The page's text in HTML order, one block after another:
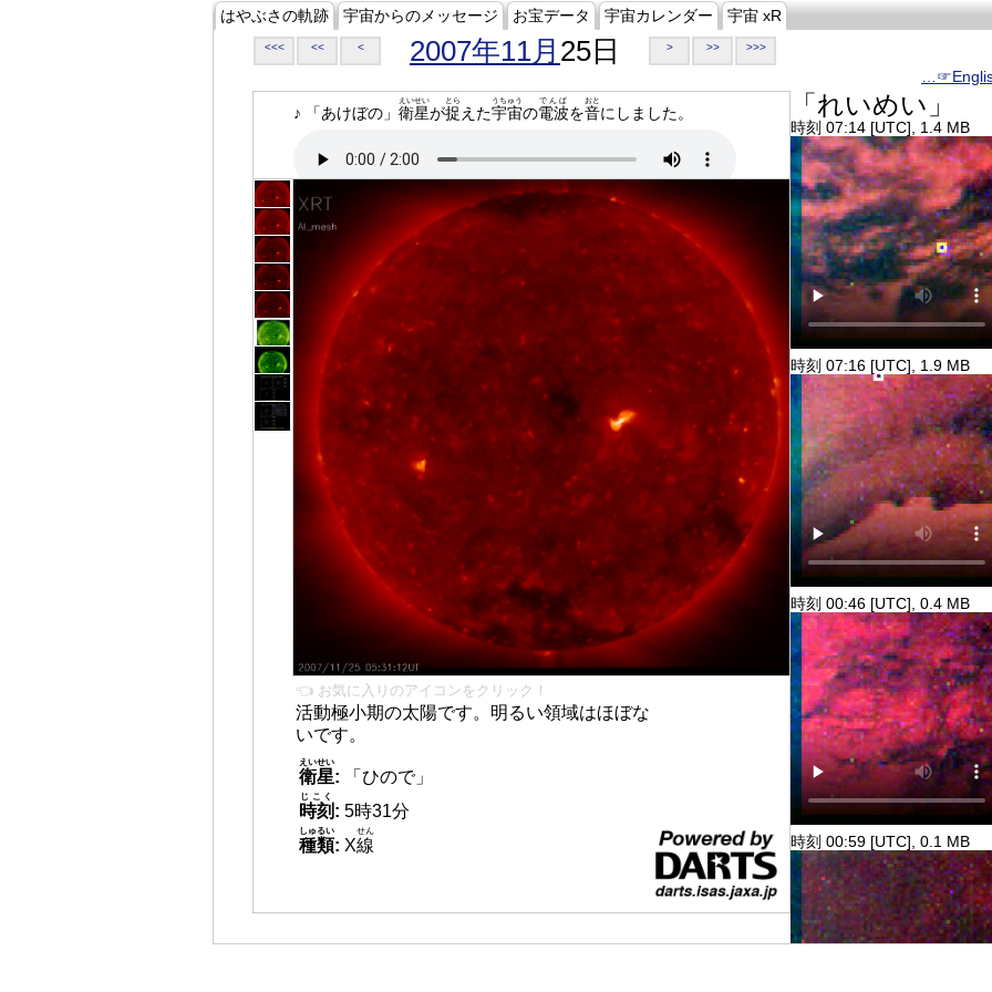
はやぶさの軌跡 宇宙からのメッセージ お宝データ 宇宙カレンダー 宇宙 xR
<<< << < 2007年11月 25日 > >> >>>
♪ 「あけぼの」 衛星
えいせい
が捉
とら
えた宇宙
うちゅう
の電波
でんぱ
を音
おと
にしました。
👈 お気に入りのアイコンをクリック！
活動極小期の太陽です。明るい領域はほぼな
いです。
衛星
えいせい
:
「ひので」
時刻
じこく
: 5時31分
種類
しゅるい
: X線
せん
「れいめい」
時刻 07:14 [UTC], 1.4 MB
時刻 07:16 [UTC], 1.9 MB
時刻 00:46 [UTC], 0.4 MB
時刻 00:59 [UTC], 0.1 MB